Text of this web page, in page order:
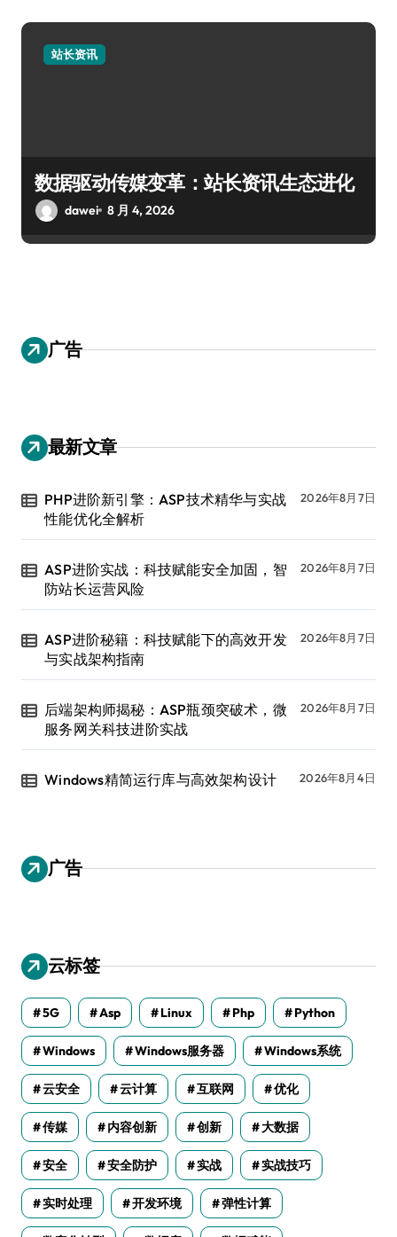
站长资讯
数据驱动传媒变革：站长资讯生态进化
dawei 8 月 4, 2026
广告
最新文章
PHP进阶新引擎：ASP技术精华与实战
性能优化全解析
2026年8月7日
ASP进阶实战：科技赋能安全加固，智
防站长运营风险
2026年8月7日
ASP进阶秘籍：科技赋能下的高效开发
与实战架构指南
2026年8月7日
后端架构师揭秘：ASP瓶颈突破术，微
服务网关科技进阶实战
2026年8月7日
Windows精简运行库与高效架构设计 2026年8月4日
广告
云标签
5G Asp Linux Php Python
Windows Windows服务器 Windows系统
云安全 云计算 互联网 优化
传媒 内容创新 创新 大数据
安全 安全防护 实战 实战技巧
实时处理 开发环境 弹性计算